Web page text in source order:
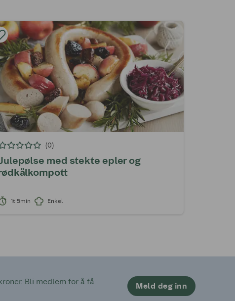
(0)
med stekte epler og
1t 5min Enkel
Bli medlem for å få
Meld deg inn